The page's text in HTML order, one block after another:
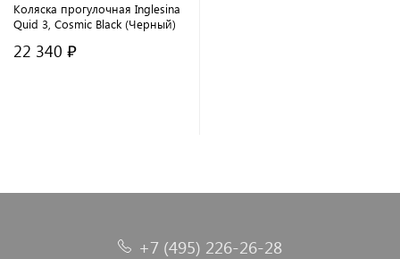
Коляска прогулочная Inglesina
Quid 3, Cosmic Black (Черный)
22 340 ₽
+7 (495) 226-26-28